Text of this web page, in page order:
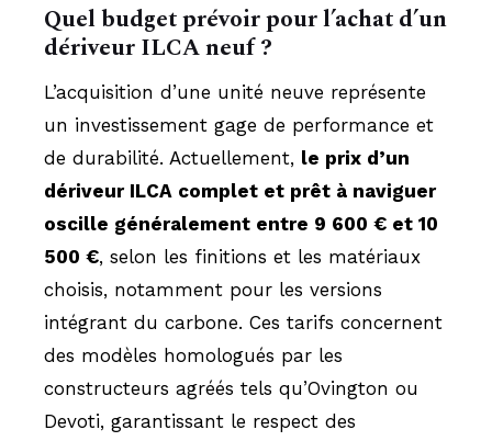
Quel budget prévoir pour l’achat d’un
dériveur ILCA neuf ?
L’acquisition d’une unité neuve représente
un investissement gage de performance et
de durabilité. Actuellement, le prix d’un
dériveur ILCA complet et prêt à naviguer
oscille généralement entre 9 600 € et 10
500 €, selon les finitions et les matériaux
choisis, notamment pour les versions
intégrant du carbone. Ces tarifs concernent
des modèles homologués par les
constructeurs agréés tels qu’Ovington ou
Devoti, garantissant le respect des